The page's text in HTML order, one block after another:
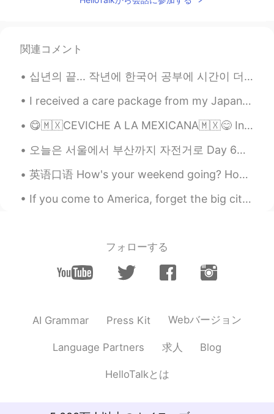
TR
Lana
This is such a good idea! People keep
asking me the same things over and over
saburota kusumi 2020.04.16 12:37
JP EN
日本とイタリアが好きってことは食べ物が
好きですか？？
2020.04.16 11:28
thank you 🙏 あなたのこと知れて嬉しいで
関連コメント
십년의 끝... 작년에 한국어 공부에 시간이 더 있었으면 좋겠어요 작년에는 일이 너무 힘들었습니다 메시지에 응답하지 않으면 죄송합니다 다음은 홍콩의 멋진 사진을 입니다...
I received a care package from my Japanese friend so I want to send one back to her too 💌📦 my cat...
😋🇲🇽CEVICHE A LA MEXICANA🇲🇽😋 Ingredientes • 5 filetes de pescado blanco (fresco) • 4 tomates ...
오늘은 서울에서 부산까지 자전거로 Day 6이에요. 67킬로미터만 남아서 행복해요. 근육보다 정신* 힘 시험을 보는 느낌 것 같아요. 한두번 난 넘어지거나 길을 잃었지만...
英语口语 How's your weekend going? How's your Saturday going? What are you doing this weekend? What ...
If you come to America, forget the big city and take a road trip to some national parks. The sout...
フォローする
AI Grammar Press Kit Webバージョン
Language Partners 求人 Blog
HelloTalkとは